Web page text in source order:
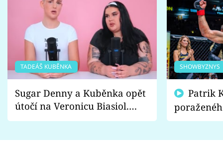
TADEÁŠ KUBĚNKA
Sugar Denny a Kuběnka opět
útočí na Veronicu Biasiol.
Proč je podle nich falešná a
SHOWBYZNYS
fanoušci